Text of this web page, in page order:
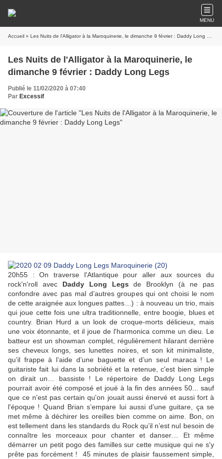
MENU
Accueil » Les Nuits de l'Alligator à la Maroquinerie, le dimanche 9 février : Daddy Long Legs
Les Nuits de l'Alligator à la Maroquinerie, le
dimanche 9 février : Daddy Long Legs
Publié le 11/02/2020 à 07:40
Par Excessif
20h55 : On traverse l'Atlantique pour aller aux sources du
rock'n'roll avec Daddy Long Legsde Brooklyn (à ne pas
confondre avec pas mal d’autres groupes qui ont choisi le nom
de cette araignée aux longues pattes…) : à nouveau un trio, mais
qui joue cette fois une ultra traditionnelle, entre boogie, blues et
country. Brian Hurd a un look de croque-morts délicieux, mais
une voix étonnante, et il joue de l'harmonica comme un dieu. Le
batteur est un showman complet, régulièrement hilarant derrière
ses cheveux longs, ses lunettes noires, et son kit minimaliste,
qu’il frappe à l’aide d’une baguette et d’un seul maraca ! Le
guitariste fait lui dans la sobriété et la retenue, c'est bien simple
on dirait un… bassiste ! Le répertoire de Daddy Long Legs
pourrait avoir été composé et joué à la fin des années 50... sauf
que ce n'est pas certain qu'on jouait aussi énervé et aussi fort à
l'époque ! Quand Brian s’empare lui aussi d’une guitare, ça se
met même à déchirer les oreilles bien comme on aime. Bon, on
est tellement dans les standards du Rock qu’il n’est nul besoin de
connaître les morceaux pour chanter et danser… Et même
démarrer un petit pogo des familles sur cette musique qui ne s'y
prête pas forcément ! 45 minutes de plaisir faussement simple,